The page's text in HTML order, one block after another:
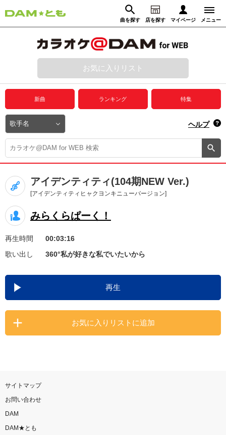
曲を探す 店を探す マイページ メニュー
動画からさがす 録音からさがす
ログイン
プレミアムサービス
DAM★とも動画
DAM★とも録音
カラオケ＠DAM
ユーザー検索
キャンペーン
お知らせ よくあるご質問
DAMの新曲・ランキングなど
カラオケ最新情報をチェック！
お気に入りリスト
新曲 ランキング 特集
ヘルプ
アイデンティティ(104期NEW Ver.)
[アイデンティティヒャクヨンキニューバージョン]
みらくらぱーく！
再生時間
00:03:16
歌い出し
360°私が好きな私でいたいから
再生
お気に入りリストに追加
サイトマップ
お問い合わせ
DAM
DAM★とも